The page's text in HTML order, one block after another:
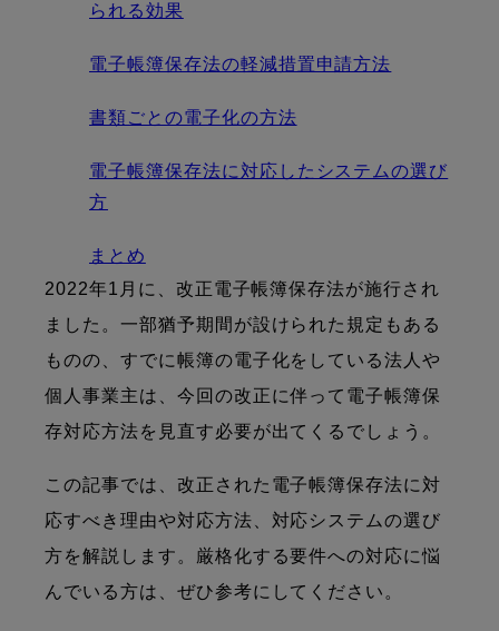
られる効果
電子帳簿保存法の軽減措置申請方法
書類ごとの電子化の方法
電子帳簿保存法に対応したシステムの選び
方
まとめ
2022年1月に、改正電子帳簿保存法が施行され
ました。一部猶予期間が設けられた規定もある
ものの、すでに帳簿の電子化をしている法人や
個人事業主は、今回の改正に伴って電子帳簿保
存対応方法を見直す必要が出てくるでしょう。
この記事では、改正された電子帳簿保存法に対
応すべき理由や対応方法、対応システムの選び
方を解説します。厳格化する要件への対応に悩
んでいる方は、ぜひ参考にしてください。